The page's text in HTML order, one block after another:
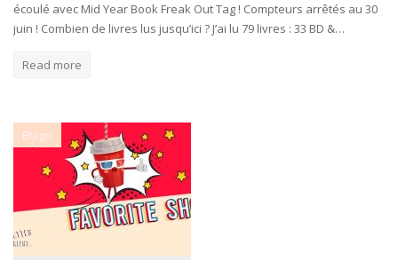
écoulé avec Mid Year Book Freak Out Tag ! Compteurs arrêtés au 30
juin ! Combien de livres lus jusqu’ici ? J’ai lu 79 livres : 33 BD &…
Read more
Blogo